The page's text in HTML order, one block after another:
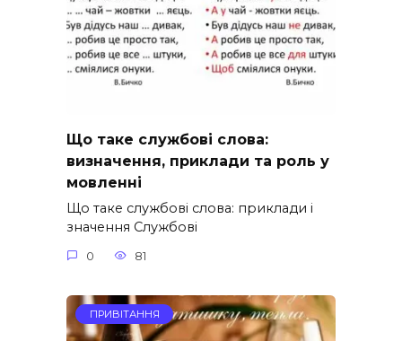
Що таке службові слова:
визначення, приклади та роль у
мовленні
Що таке службові слова: приклади і
значення Службові
0 81
ПРИВІТАННЯ